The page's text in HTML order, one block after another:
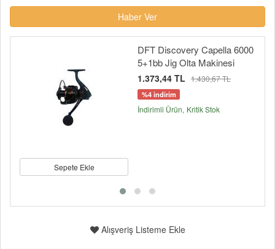
Haber Ver
Sepete Ekle
DFT Discovery Capella 6000
5+1bb Jig Olta Makinesi
1.373,44 TL 1.430,67 TL
%4 indirim
İndirimli Ürün Kritik Stok
Alışveriş Listeme Ekle